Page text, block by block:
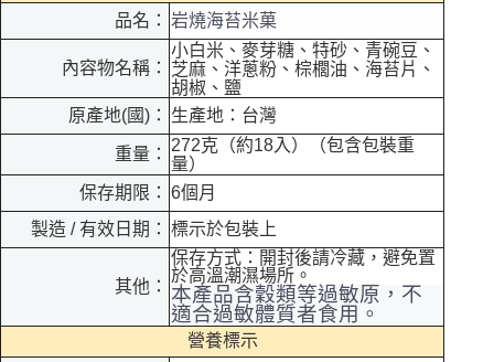
品名： 岩燒海苔米菓
內容物名稱：
小白米、麥芽糖、特砂、青碗豆、
芝麻、洋蔥粉、棕櫚油、海苔片、
胡椒、鹽
原產地(國)：
生產地：台灣
重量： 272克（約18入）（包含包裝重
量）
保存期限： 6個月
製造 / 有效日期： 標示於包裝上
其他：
保存方式：開封後請冷藏，避免置
於高溫潮濕場所。
本產品含穀類等過敏原，不
適合過敏體質者食用。
營養標示